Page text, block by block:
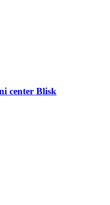
center Blisk